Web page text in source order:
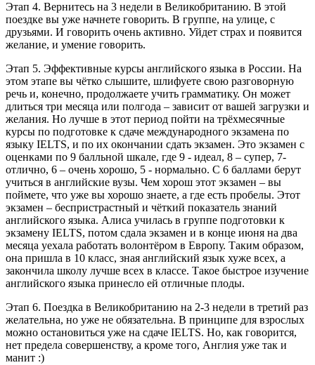
Этап 4. Вернитесь на 3 недели в Великобританию. В этой
поездке вы уже начнете говорить. В группе, на улице, с
друзьями. И говорить очень активно. Уйдет страх и появится
желание, и умение говорить.
Этап 5. Эффективные курсы английского языка в России. На
этом этапе вы чётко слышите, шлифуете свою разговорную
речь и, конечно, продолжаете учить грамматику. Он может
длиться три месяца или полгода – зависит от вашей загрузки и
желания. Но лучше в этот период пойти на трёхмесячные
курсы по подготовке к сдаче международного экзамена по
языку IELTS, и по их окончании сдать экзамен. Это экзамен с
оценками по 9 балльной шкале, где 9 - идеал, 8 – супер, 7-
отлично, 6 – очень хорошо, 5 - нормально. С 6 баллами берут
учиться в английские вузы. Чем хорош этот экзамен – вы
поймете, что уже вы хорошо знаете, а где есть пробелы. Этот
экзамен – беспристрастный и чёткий показатель знаний
английского языка. Алиса училась в группе подготовки к
экзамену IELTS, потом сдала экзамен и в конце июня на два
месяца уехала работать волонтёром в Европу. Таким образом,
она пришла в 10 класс, зная английский язык хуже всех, а
закончила школу лучше всех в классе. Такое быстрое изучение
английского языка принесло ей отличные плоды.
Этап 6. Поездка в Великобританию на 2-3 недели в третий раз
желательна, но уже не обязательна. В принципе для взрослых
можно остановиться уже на сдаче IELTS. Но, как говорится,
нет предела совершенству, а кроме того, Англия уже так и
манит :)